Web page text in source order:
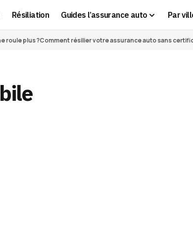
Résiliation Guides l’assurance auto Par
roule plus ?Comment résilier votre assurance auto sans